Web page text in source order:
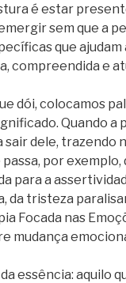
é estar
sem que a
que ajudam
compreendida e
dói, colocamos
Quando a
dele, trazendo
por exemplo,
para a
da tristeza
Focada nas
mudança
essência: aquilo